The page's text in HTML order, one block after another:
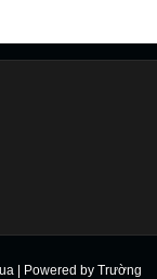
| Powered by Trường